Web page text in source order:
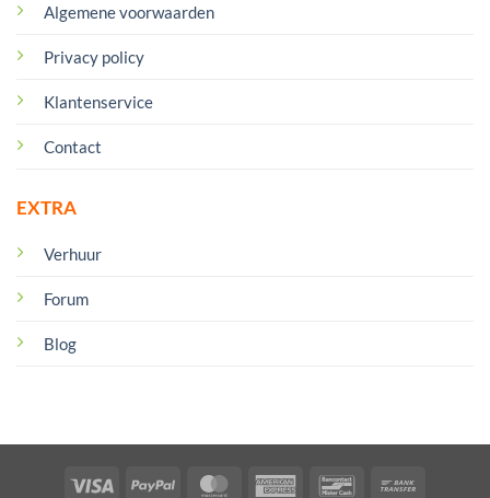
Algemene voorwaarden
Privacy policy
Klantenservice
Contact
EXTRA
Verhuur
Forum
Blog
Visa PayPal MasterCardAmerican Bancontact